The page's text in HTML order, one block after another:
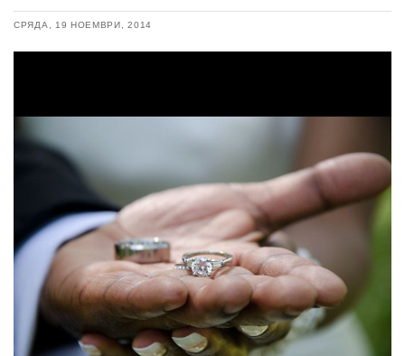
СРЯДА, 19 НОЕМВРИ, 2014